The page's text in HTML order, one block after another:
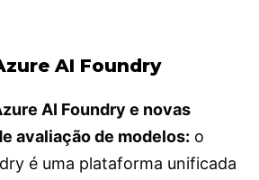
AI Foundry
AI Foundry e novas
avaliação de modelos: o
é uma plataforma unificada